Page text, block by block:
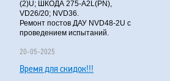
(2)U; ШКОДА 275-A2L(PN),
VD26/20; NVD36.
Ремонт постов ДАУ NVD48-2U с
проведением испытаний.
20-05-2025
Время для скидок!!!